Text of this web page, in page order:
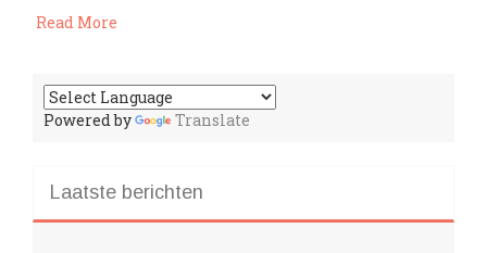
Read More
Powered by Translate
Laatste berichten